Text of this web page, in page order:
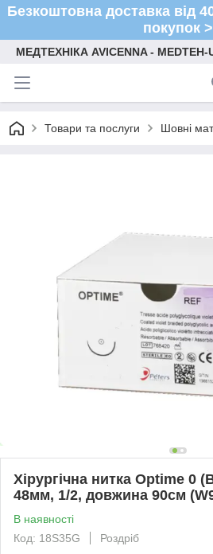
Безкоштовна доставка від
покупок >
МЕДТЕХНІКА AVICENNA - MEDTEH-
Товари та послуги Шовні
Хірургічна нитка Optime 0
48мм, 1/2, довжина 90см
В наявності
Код: 18S35G
Роздріб